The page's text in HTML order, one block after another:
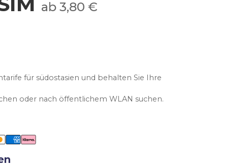
ab 3,80 €
für südostasien und behalten Sie Ihre
oder nach öffentlichem WLAN suchen.